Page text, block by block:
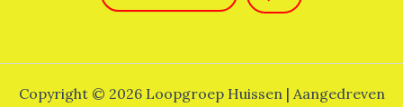
Copyright © 2026 Loopgroep Huissen | Aangedreven